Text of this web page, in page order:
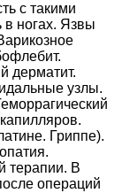
с такими
в ногах. Язвы
дерматит.
узлы.
Гриппе).
терапии. В
операций